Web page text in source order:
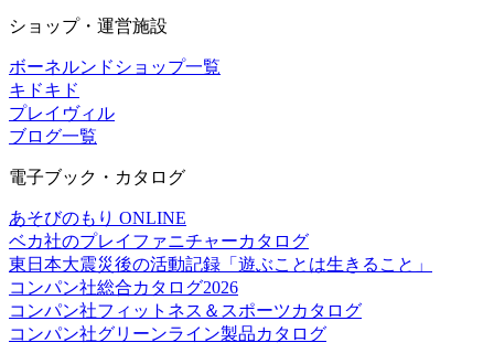
ショップ・運営施設
ボーネルンドショップ一覧
キドキド
プレイヴィル
ブログ一覧
電子ブック・カタログ
あそびのもり ONLINE
ベカ社のプレイファニチャーカタログ
東日本大震災後の活動記録「遊ぶことは生きること」
コンパン社総合カタログ2026
コンパン社フィットネス＆スポーツカタログ
コンパン社グリーンライン製品カタログ